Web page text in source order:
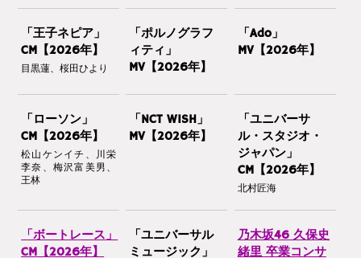
「王子ネピア」
CM【2026年】
目黒蓮、桜田ひより
「ポルノグラフ
ィティ」
MV【2026年】
「Ado」
MV【2026年】
「ローソン」
CM【2026年】
松山ケンイチ、川栄
李奈、梅沢富美男、
王林
「NCT WISH」
MV【2026年】
「ユニバーサ
ル・スタジオ・
ジャパン」
CM【2026年】
北村匠海
「ボートレース」
CM【2026年】
「ユニバーサル
ミュージック」
乃木坂46 久保史
緒里 卒業コンサ